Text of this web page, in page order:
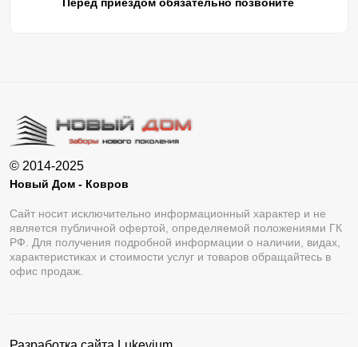
Перед приездом обязательно позвоните
© 2014-2025
Новый Дом - Ковров
Сайт носит исключительно информационный характер и не
является публичной офертой, определяемой положениями ГК
РФ. Для получения подробной информации о наличии, видах,
характеристиках и стоимости услуг и товаров обращайтесь в
офис продаж.